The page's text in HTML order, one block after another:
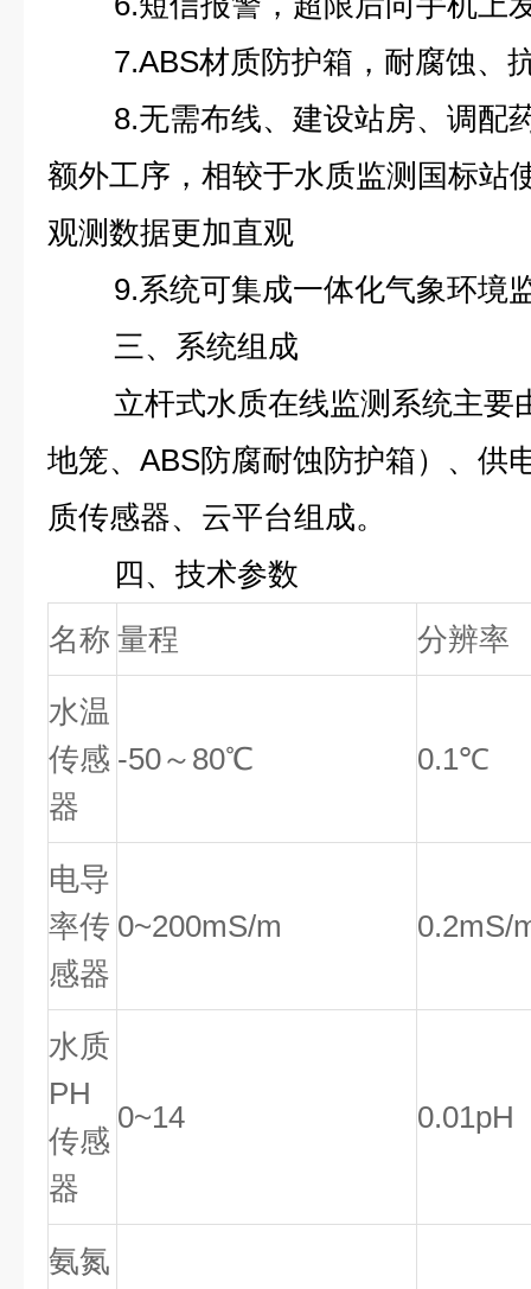
7.ABS材质防护箱，耐腐蚀、
8.无需布线、建设站房、调配
额外工序，相较于水质监测国标站
观测数据更加直观
9.系统可集成一体化气象环境
三、系统组成
立杆式水质在线监测系统主要
地笼、ABS防腐耐蚀防护箱）、供
质传感器、云平台组成。
四、技术参数
名称 量程 分辨率
水温
传感
器
-50～80℃ 0.1℃
电导
率传
感器
0~200mS/m 0.2mS/
水质
PH
传感
器
0~14 0.01pH
氨氮